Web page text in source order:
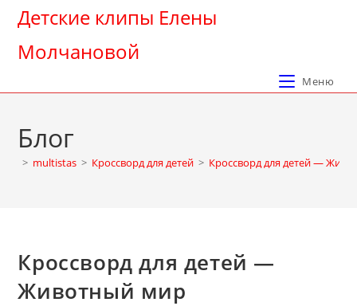
Перейти
содержимому
Детские клипы Елены
Молчановой
Меню
Блог
> multistas > Кроссворд для детей > Кроссворд для детей —
Кроссворд для детей —
Животный мир